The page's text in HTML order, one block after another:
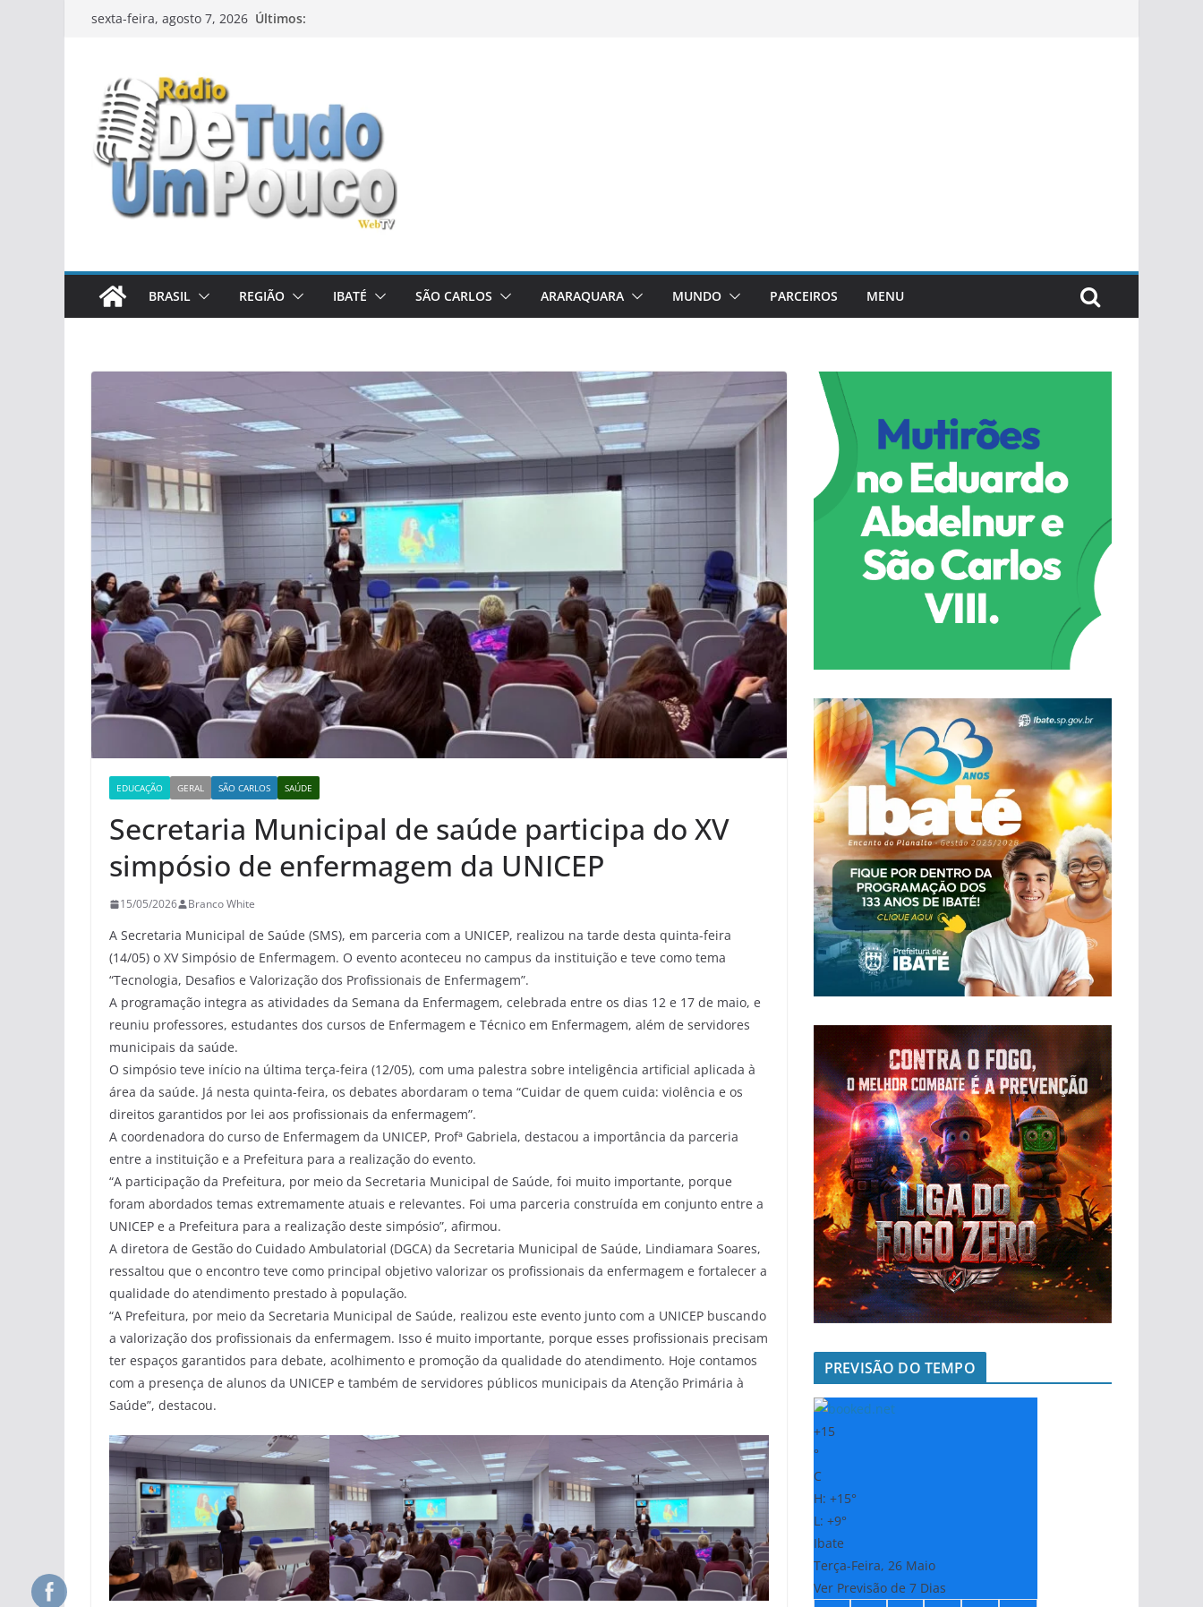
Pular
conteúdo
sexta-feira, agosto 7, 2026 Últimos:
BRASIL REGIÃO IBATÉ SÃO CARLOS ARARAQUARA MUNDO PARCEIROS MENU
EDUCAÇÃO GERAL SÃO CARLOS SAÚDE
Secretaria Municipal de saúde participa do XV
simpósio de enfermagem da UNICEP
15/05/2026 Branco White
A Secretaria Municipal de Saúde (SMS), em parceria com a UNICEP, realizou na tarde desta quinta-feira
(14/05) o XV Simpósio de Enfermagem. O evento aconteceu no campus da instituição e teve como tema
“Tecnologia, Desafios e Valorização dos Profissionais de Enfermagem”.
A programação integra as atividades da Semana da Enfermagem, celebrada entre os dias 12 e 17 de maio, e
reuniu professores, estudantes dos cursos de Enfermagem e Técnico em Enfermagem, além de servidores
municipais da saúde.
O simpósio teve início na última terça-feira (12/05), com uma palestra sobre inteligência artificial aplicada à
área da saúde. Já nesta quinta-feira, os debates abordaram o tema “Cuidar de quem cuida: violência e os
direitos garantidos por lei aos profissionais da enfermagem”.
A coordenadora do curso de Enfermagem da UNICEP, Profª Gabriela, destacou a importância da parceria
entre a instituição e a Prefeitura para a realização do evento.
“A participação da Prefeitura, por meio da Secretaria Municipal de Saúde, foi muito importante, porque
foram abordados temas extremamente atuais e relevantes. Foi uma parceria construída em conjunto entre a
UNICEP e a Prefeitura para a realização deste simpósio”, afirmou.
A diretora de Gestão do Cuidado Ambulatorial (DGCA) da Secretaria Municipal de Saúde, Lindiamara Soares,
ressaltou que o encontro teve como principal objetivo valorizar os profissionais da enfermagem e fortalecer a
qualidade do atendimento prestado à população.
“A Prefeitura, por meio da Secretaria Municipal de Saúde, realizou este evento junto com a UNICEP buscando
a valorização dos profissionais da enfermagem. Isso é muito importante, porque esses profissionais precisam
ter espaços garantidos para debate, acolhimento e promoção da qualidade do atendimento. Hoje contamos
com a presença de alunos da UNICEP e também de servidores públicos municipais da Atenção Primária à
Saúde”, destacou.
PREVISÃO DO TEMPO
+15
°
C
H: +15°
L: +9°
Ibate
Terça-Feira, 26 Maio
Ver Previsão de 7 Dias